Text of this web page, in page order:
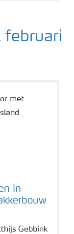
februari
in
Gebbink